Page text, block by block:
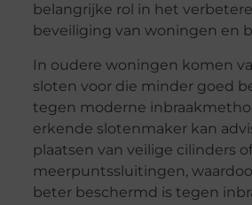
belangrijke rol in het
beveiliging van woningen en
In oudere woningen komen
sloten voor die minder goed
tegen moderne
erkende slotenmaker kan
plaatsen van veilige cilinders of
meerpuntssluitingen,
beter beschermd is tegen